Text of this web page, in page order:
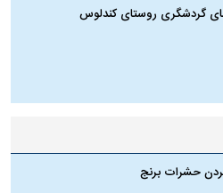
گردشگری روستای کندلوس
حشرات برنج